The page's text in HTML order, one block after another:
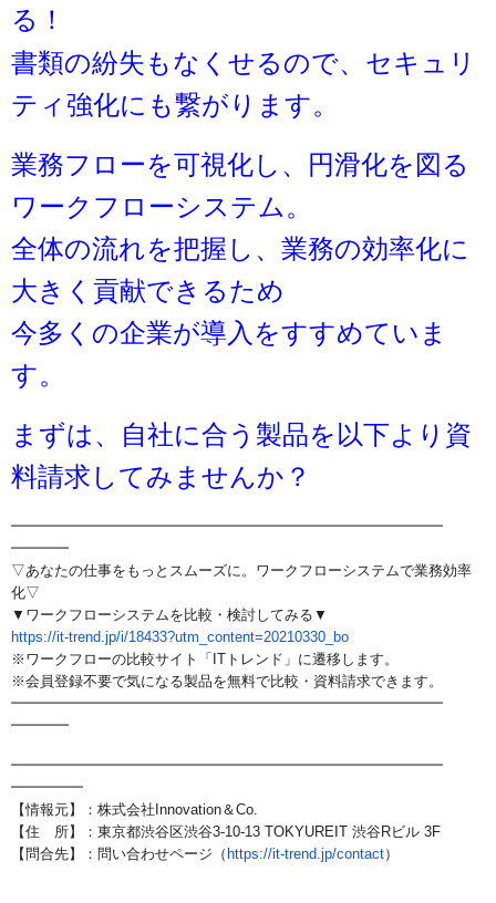
る！
書類の紛失もなくせるので、セキュリ
ティ強化にも繋がります。
業務フローを可視化し、円滑化を図る
ワークフローシステム。
全体の流れを把握し、業務の効率化に
大きく貢献できるため
今多くの企業が導入をすすめていま
す。
まずは、自社に合う製品を以下より資
料請求してみませんか？
━━━━━━━━━━━━━━━━━━━━━━━━━━━━━━
━━━━
▽あなたの仕事をもっとスムーズに。 ワークフローシステムで業務効率
化▽
▼ワークフローシステムを比較・検討してみる▼
https://it-trend.jp/i/18433?utm_content=20210330_bo
※ワークフローの比較サイト「ITトレンド」に遷移します。
※会員登録不要で気になる製品を無料で比較・資料請求できます。
━━━━━━━━━━━━━━━━━━━━━━━━━━━━━━
━━━━
━━━━━━━━━━━━━━━━━━━━━━━━━━━━━━
━━━━━
【情報元】：株式会社Innovation＆Co.
【住 所】：東京都渋谷区渋谷3-10-13 TOKYUREIT 渋谷Rビル 3F
【問合先】：問い合わせページ（ https://it-trend.jp/contact）